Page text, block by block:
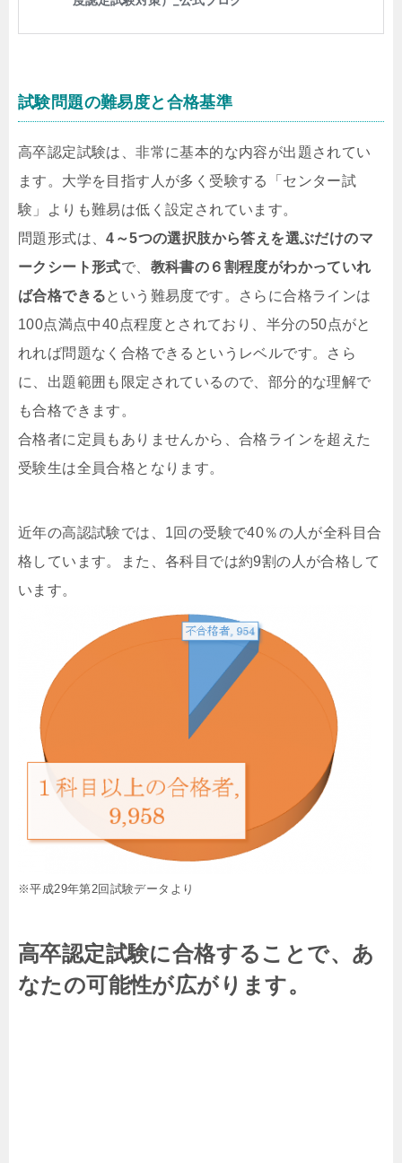
試験問題の難易度と合格基準
高卒認定試験は、非常に基本的な内容が出題されてい
ます。大学を目指す人が多く受験する「センター試
験」よりも難易は低く設定されています。
問題形式は、4～5つの選択肢から答えを選ぶだけのマ
ークシート形式で、 教科書の６割程度がわかっていれ
ば合格できるという難易度です。さらに合格ラインは
100点満点中40点程度とされており、半分の50点がと
れれば問題なく合格できるというレベルです。さら
に、出題範囲も限定されているので、部分的な理解で
も合格できます。
合格者に定員もありませんから、合格ラインを超えた
受験生は全員合格となります。
近年の高認試験では、1回の受験で40％の人が全科目合
格しています。また、各科目では約9割の人が合格して
います。
※平成29年第2回試験データより
高卒認定試験に合格することで、あ
なたの可能性が広がります。